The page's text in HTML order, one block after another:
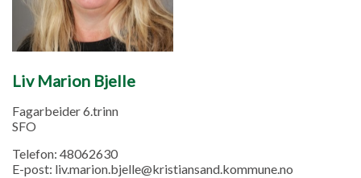
Liv Marion Bjelle
Fagarbeider 6.trinn
SFO
Telefon: 48062630
E-post: liv.marion.bjelle@kristiansand.kommune.no